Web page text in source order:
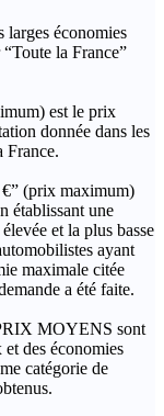
larges économies
la France”
est le prix
donnée dans les
France.
(prix maximum)
établissant une
et la plus basse
ayant
maximale citée
a été faite.
MOYENS sont
des économies
catégorie de